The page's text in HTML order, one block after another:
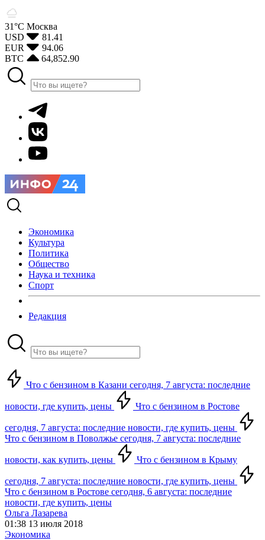
31°С Москва
USD
81.41
EUR
94.06
BTC
64,852.90
Экономика
Культура
Политика
Общество
Наука и техника
Спорт
Редакция
Что с бензином в Казани сегодня, 7 августа: последние
новости, где купить, цены Что с бензином в Ростове
сегодня, 7 августа: последние новости, где купить, цены
Что с бензином в Поволжье сегодня, 7 августа: последние
новости, как купить, цены Что с бензином в Крыму
сегодня, 7 августа: последние новости, где купить, цены
Что с бензином в Ростове сегодня, 6 августа: последние
новости, где купить, цены
Ольга Лазарева
01:38 13 июля 2018
Экономика